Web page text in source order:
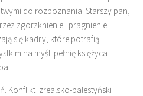
do rozpoznania. Starszy pan,
zgorzknienie i pragnienie
się kadry, które potrafią
na myśli pełnię księżyca i
Konflikt izrealsko-palestyński